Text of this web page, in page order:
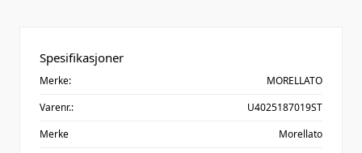
Spesifikasjoner
Merke:
MORELLATO
Varenr.:
U4025187019ST
Merke
Morellato